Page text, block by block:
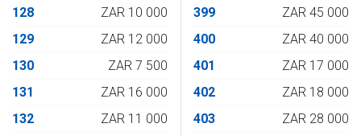
128
ZAR 10 000
129
ZAR 12 000
130
ZAR 7 500
131
ZAR 16 000
132
ZAR 11 000
399
ZAR 45 000
400
ZAR 40 000
401
ZAR 17 000
402
ZAR 18 000
403
ZAR 28 000